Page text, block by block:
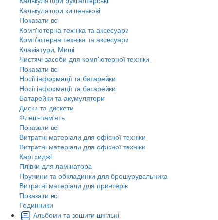
Калькулятори кишенькові
Показати всі
Комп'ютерна техніка та аксесуари
Комп'ютерна техніка та аксесуари
Клавіатури, Миші
Чистячі засоби для комп'ютерної техніки
Показати всі
Носії інформації та батарейки
Носії інформації та батарейки
Батарейки та акумулятори
Диски та дискети
Флеш-пам'ять
Показати всі
Витратні матеріали для офісної техніки
Витратні матеріали для офісної техніки
Картриджi
Плівки для ламінатора
Пружини та обкладинки для брошурувальника
Витратні матеріали для принтерів
Показати всі
Годинники
Альбоми та зошити шкільні